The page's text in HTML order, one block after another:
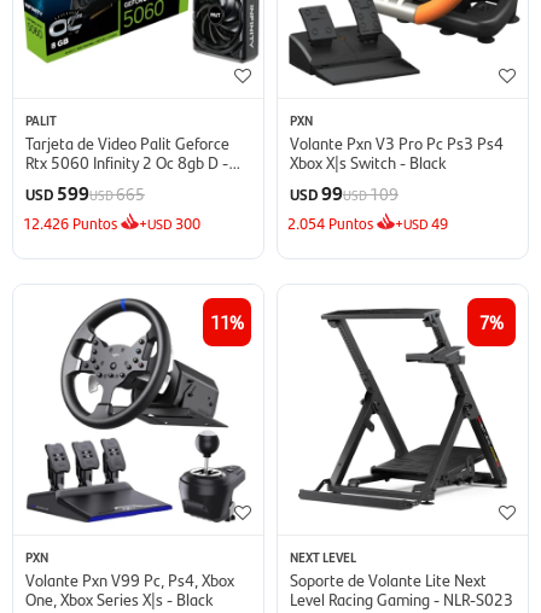
PALIT
Tarjeta de Video Palit Geforce
Rtx 5060 Infinity 2 Oc 8gb D -
Black
USD 599USD665
12.426 Puntos +USD300
PXN
Volante Pxn V3 Pro Pc Ps3 Ps4
Xbox X|s Switch - Black
USD99USD109
2.054 Puntos +USD49
11
PXN
Volante Pxn V99 Pc, Ps4, Xbox
One, Xbox Series X|s - Black
7
NEXT LEVEL
Soporte de Volante Lite Next
Level Racing Gaming - NLR-S023